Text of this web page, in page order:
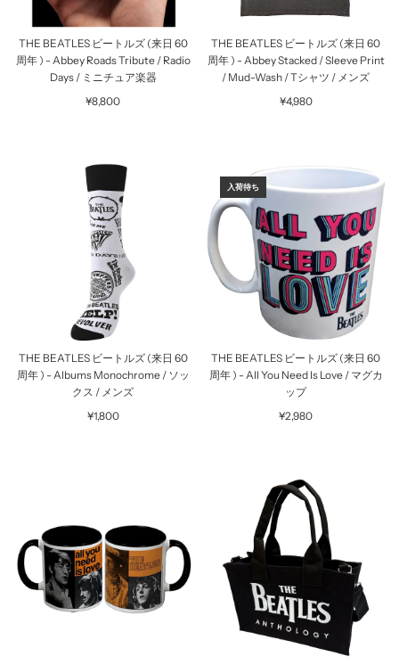
THE BEATLES ビートルズ (来日 60
周年 ) - Abbey Roads Tribute / Radio
Days / ミニチュア楽器
¥8,800
THE BEATLES ビートルズ (来日 60
周年 ) - Abbey Stacked / Sleeve Print
/ Mud-Wash / Tシャツ / メンズ
¥4,980
THE BEATLES ビートルズ (来日 60
周年 ) - Albums Monochrome / ソッ
クス / メンズ
¥1,800
入荷待ち
THE BEATLES ビートルズ (来日 60
周年 ) - All You Need Is Love / マグカ
ップ
¥2,980